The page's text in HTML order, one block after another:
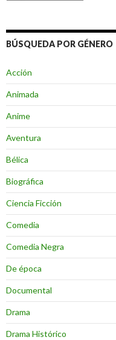
BÚSQUEDA POR GÉNERO
Acción
Animada
Anime
Aventura
Bélica
Biográfica
Ciencia Ficción
Comedia
Comedia Negra
De época
Documental
Drama
Drama Histórico